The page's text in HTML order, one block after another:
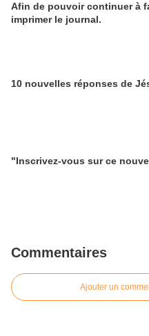
Afin de pouvoir continuer à
imprimer le journal.
10 nouvelles réponses de
"Inscrivez-vous sur ce
Commentaires
Ajouter un